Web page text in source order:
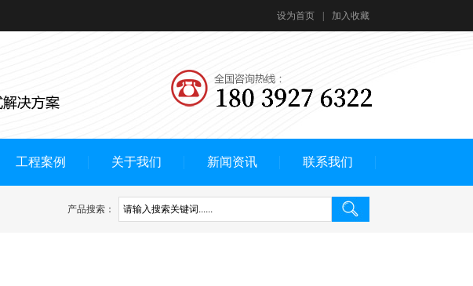
设为首页 加入收藏
工程案例 关于我们 新闻资讯 联系我们
产品搜索：